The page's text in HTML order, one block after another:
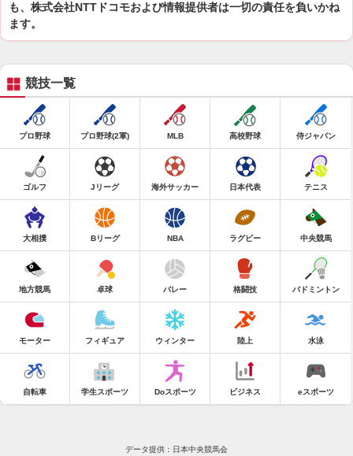
も、株式会社NTTドコモおよび情報提供者は一切の責任を負いかね
ます。
競技一覧
プロ野球 プロ野球(2軍) MLB 高校野球 侍ジャパン
ゴルフ Jリーグ 海外サッカー 日本代表 テニス
大相撲 Bリーグ NBA ラグビー 中央競馬
地方競馬 卓球 バレー 格闘技 バドミントン
モーター フィギュア ウィンター 陸上 水泳
自転車 学生スポーツ Doスポーツ ビジネス eスポーツ
データ提供：日本中央競馬会